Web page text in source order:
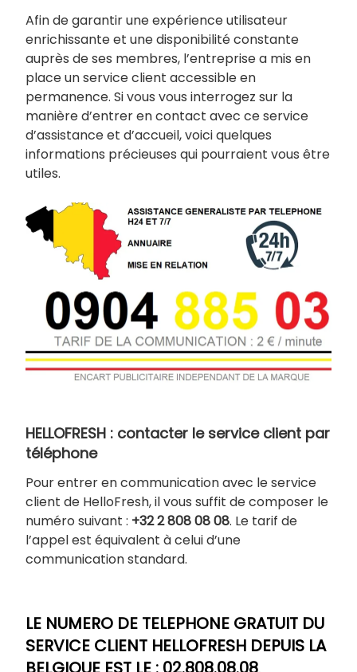
Afin de garantir une expérience utilisateur
enrichissante et une disponibilité constante
auprès de ses membres, l’entreprise a mis en
place un service client accessible en
permanence. Si vous vous interrogez sur la
manière d’entrer en contact avec ce service
d’assistance et d’accueil, voici quelques
informations précieuses qui pourraient vous être
utiles.
HELLOFRESH : contacter le service client par
téléphone
Pour entrer en communication avec le service
client de HelloFresh, il vous suffit de composer le
numéro suivant : +32 2 808 08 08. Le tarif de
l’appel est équivalent à celui d’une
communication standard.
LE NUMERO DE TELEPHONE GRATUIT DU
SERVICE CLIENT HELLOFRESH DEPUIS LA